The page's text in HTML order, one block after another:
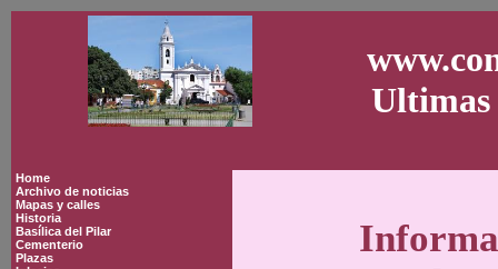
Ultimas
Home
Archivo de noticias
Mapas y calles
Historia
Basílica del Pilar
Cementerio
Plazas